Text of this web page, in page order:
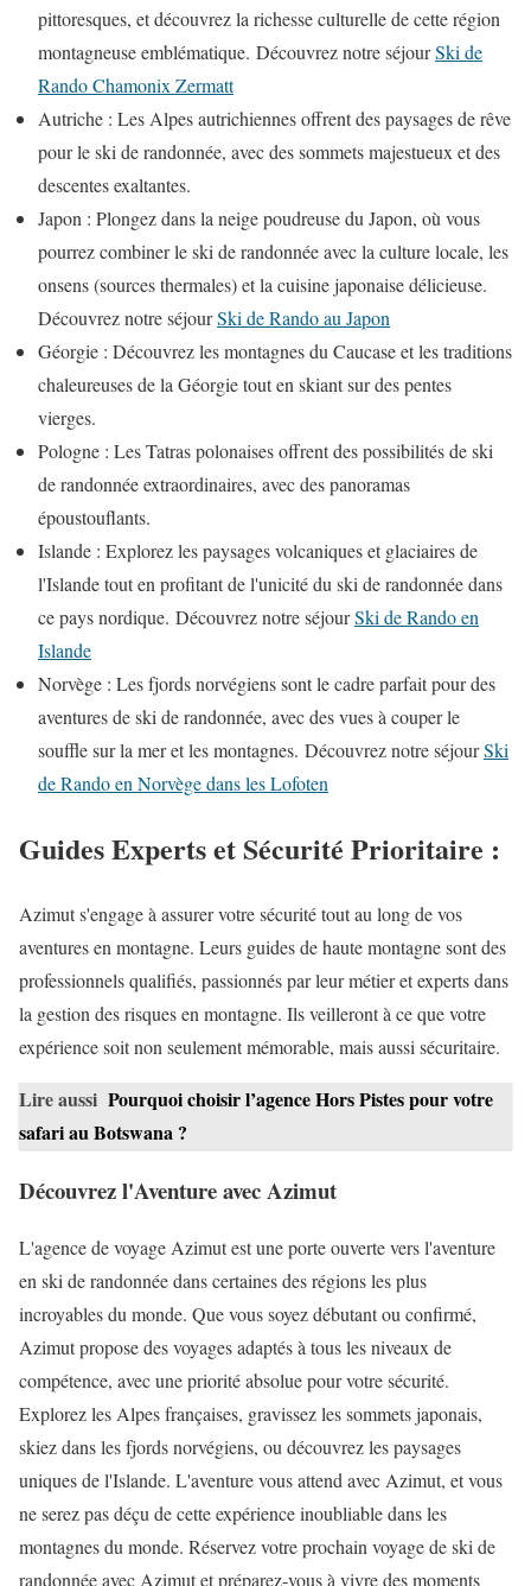
pittoresques, et découvrez la richesse culturelle de cette région
montagneuse emblématique. Découvrez notre séjourSki de
Rando Chamonix Zermatt
Autriche : Les Alpes autrichiennes offrent des paysages de rêve
pour le ski de randonnée, avec des sommets majestueux et des
descentes exaltantes.
Japon : Plongez dans la neige poudreuse du Japon, où vous
pourrez combiner le ski de randonnée avec la culture locale, les
onsens (sources thermales) et la cuisine japonaise délicieuse.
Découvrez notre séjourSki de Rando au Japon
Géorgie : Découvrez les montagnes du Caucase et les traditions
chaleureuses de la Géorgie tout en skiant sur des pentes
vierges.
Pologne : Les Tatras polonaises offrent des possibilités de ski
de randonnée extraordinaires, avec des panoramas
époustouflants.
Islande : Explorez les paysages volcaniques et glaciaires de
l'Islande tout en profitant de l'unicité du ski de randonnée dans
ce pays nordique. Découvrez notre séjourSki de Rando en
Islande
Norvège : Les fjords norvégiens sont le cadre parfait pour des
aventures de ski de randonnée, avec des vues à couper le
souffle sur la mer et les montagnes. Découvrez notre séjourSki
de Rando en Norvège dans les Lofoten
Guides Experts et Sécurité Prioritaire :
Azimut s'engage à assurer votre sécurité tout au long de vos
aventures en montagne. Leurs guides de haute montagne sont des
professionnels qualifiés, passionnés par leur métier et experts dans
la gestion des risques en montagne. Ils veilleront à ce que votre
expérience soit non seulement mémorable, mais aussi sécuritaire.
Lire aussi Pourquoi choisir l’agence Hors Pistes pour votre
safari au Botswana ?
Découvrez l'Aventure avec Azimut
L'agence de voyage Azimut est une porte ouverte vers l'aventure
en ski de randonnée dans certaines des régions les plus
incroyables du monde. Que vous soyez débutant ou confirmé,
Azimut propose des voyages adaptés à tous les niveaux de
compétence, avec une priorité absolue pour votre sécurité.
Explorez les Alpes françaises, gravissez les sommets japonais,
skiez dans les fjords norvégiens, ou découvrez les paysages
uniques de l'Islande. L'aventure vous attend avec Azimut, et vous
ne serez pas déçu de cette expérience inoubliable dans les
montagnes du monde. Réservez votre prochain voyage de ski de
randonnée avec Azimut et préparez-vous à vivre des moments